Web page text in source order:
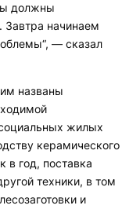
должны
Завтра начинаем
— сказал
названы
жилых
керамического
год, поставка
техники, в том
и